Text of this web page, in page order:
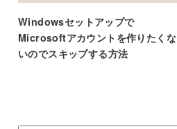
Windowsセットアップで
Microsoftアカウントを作りたくな
いのでスキップする方法